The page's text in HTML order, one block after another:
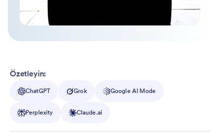
Özetleyin:
ChatGPT Grok Google AI Mode
Perplexity Claude.ai